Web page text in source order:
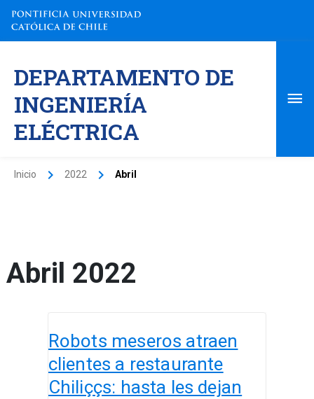
contenido
DEPARTAMENTO DE
INGENIERÍA
ELÉCTRICA
Inicio 2022 Abril
Abril 2022
Robots meseros atraen
clientes a restaurante
Chiliççs: hasta les dejan
meseros
atraen
clientes
a